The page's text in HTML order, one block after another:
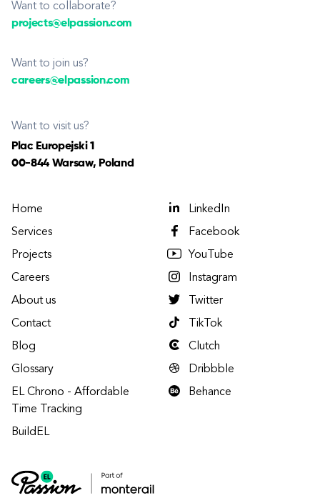
Want to collaborate?
projects@elpassion.com
Want to join us?
careers@elpassion.com
Want to visit us?
Plac Europejski 1
00-844 Warsaw, Poland
Home
Services
Projects
Careers
About us
Contact
Blog
Glossary
EL Chrono - Affordable
Time Tracking
BuildEL
LinkedIn
Facebook
YouTube
Instagram
Twitter
TikTok
Clutch
Dribbble
Behance